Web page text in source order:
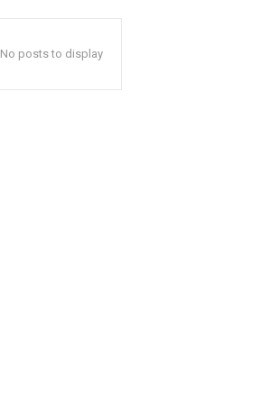
No posts to display